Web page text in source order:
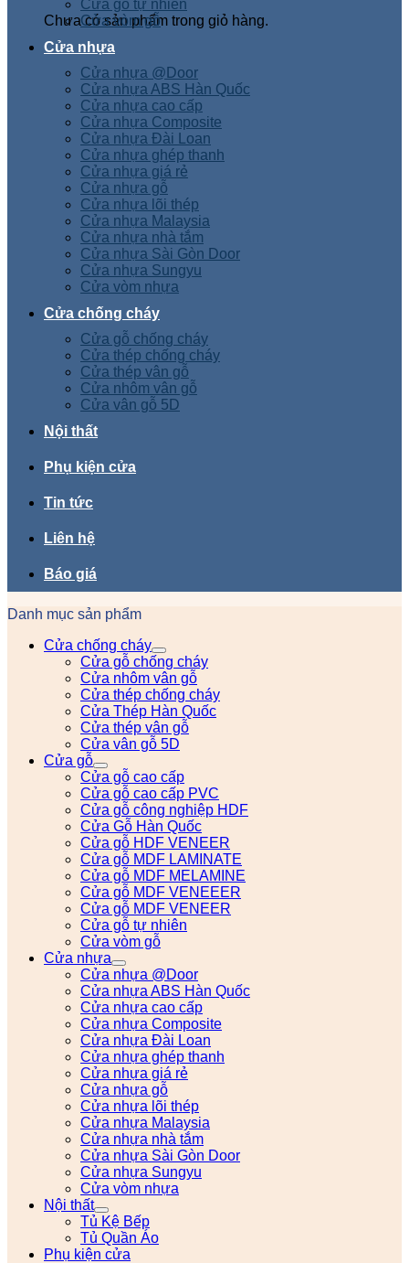
Chưa có sản phẩm trong giỏ hàng.
Cửa gỗ tự nhiên
Cửa vòm gỗ
Cửa nhựa
Cửa nhựa @Door
Cửa nhựa ABS Hàn Quốc
Cửa nhựa cao cấp
Cửa nhựa Composite
Cửa nhựa Đài Loan
Cửa nhựa ghép thanh
Cửa nhựa giá rẻ
Cửa nhựa gỗ
Cửa nhựa lõi thép
Cửa nhựa Malaysia
Cửa nhựa nhà tắm
Cửa nhựa Sài Gòn Door
Cửa nhựa Sungyu
Cửa vòm nhựa
Cửa chống cháy
Cửa gỗ chống cháy
Cửa thép chống cháy
Cửa thép vân gỗ
Cửa nhôm vân gỗ
Cửa vân gỗ 5D
Nội thất
Phụ kiện cửa
Tin tức
Liên hệ
Báo giá
Danh mục sản phẩm
Cửa chống cháy
Cửa gỗ chống cháy
Cửa nhôm vân gỗ
Cửa thép chống cháy
Cửa Thép Hàn Quốc
Cửa thép vân gỗ
Cửa vân gỗ 5D
Cửa gỗ
Cửa gỗ cao cấp
Cửa gỗ cao cấp PVC
Cửa gỗ công nghiệp HDF
Cửa Gỗ Hàn Quốc
Cửa gỗ HDF VENEER
Cửa gỗ MDF LAMINATE
Cửa gỗ MDF MELAMINE
Cửa gỗ MDF VENEEER
Cửa gỗ MDF VENEER
Cửa gỗ tự nhiên
Cửa vòm gỗ
Cửa nhựa
Cửa nhựa @Door
Cửa nhựa ABS Hàn Quốc
Cửa nhựa cao cấp
Cửa nhựa Composite
Cửa nhựa Đài Loan
Cửa nhựa ghép thanh
Cửa nhựa giá rẻ
Cửa nhựa gỗ
Cửa nhựa lõi thép
Cửa nhựa Malaysia
Cửa nhựa nhà tắm
Cửa nhựa Sài Gòn Door
Cửa nhựa Sungyu
Cửa vòm nhựa
Nội thất
Tủ Kệ Bếp
Tủ Quần Áo
Phụ kiện cửa